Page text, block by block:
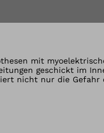
Bild
mit
geschickt im
nicht nur die